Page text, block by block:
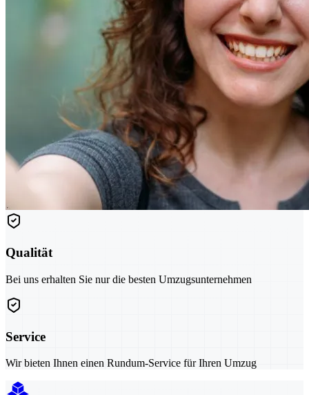
Qualität
Bei uns erhalten Sie nur die besten Umzugsunternehmen
Service
Wir bieten Ihnen einen Rundum-Service für Ihren Umzug